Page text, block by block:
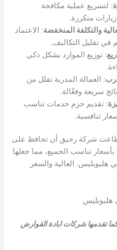
: لتسريع عملية مكافحة
متكررة.
والتكلفة المنخفضة: الاعتماد
في تقليل التكاليف.
: توزيع الموارد بشكل ذكي
: العمالة المدربة تقلل من
سريعة وفعّالة.
: تقديم حزم خدمات تناسب
تنافسية.
شركة رحيق أن تحافظ على
بأسعار تناسب الجميع، مما جعلها
هليوبليس. العالية والسعر
تقدمها شركات ابادة القوارض